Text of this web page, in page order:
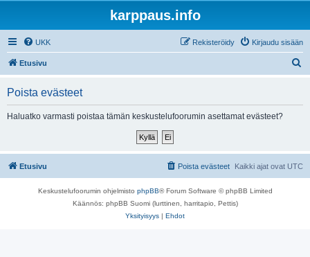
karppaus.info
UKK Kirjaudu sisään
Rekisteröidy
Etusivu
Poista evästeet
Haluatko varmasti poistaa tämän keskustelufoorumin asettamat evästeet?
Etusivu Kaikki ajat ovat UTC
Poista evästeet
Keskustelufoorumin ohjelmisto phpBB® Forum Software © phpBB Limited
Käännös: phpBB Suomi (lurttinen, harritapio, Pettis)
Yksityisyys | Ehdot